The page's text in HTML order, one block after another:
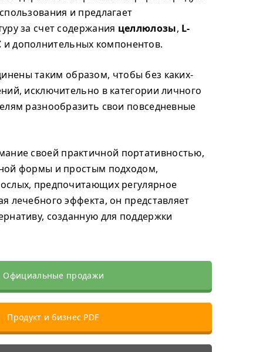
и предлагает
за счет содержания целлюлозы, L-
и дополнительных компонентов.
таким образом, чтобы без каких-
исключительно в категории личного
разнообразить свои повседневные
своей практичной портативностью,
формы и простым подходом,
предпочитающих регулярное
лечебного эффекта, он представляет
созданную для поддержки
Официальные продажи
Продукт и бизнес PDF